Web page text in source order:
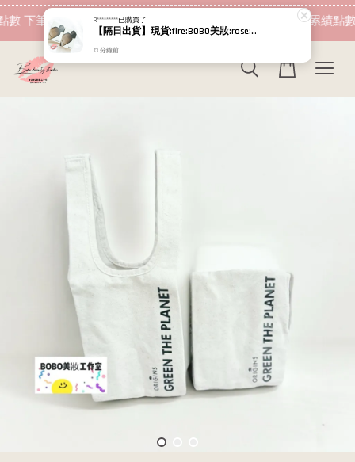
下筆消費即可折抵 現在去購物！ 加入會員 消費即可累績點
R*********已購買了
【隔日出貨】現貨:fire:BOBO美妝:rose:專櫃貨 RELOVE 費洛蒙淡香精 2ml 晨霧之森 落日餘暉 小香 隨身
13 分鐘前